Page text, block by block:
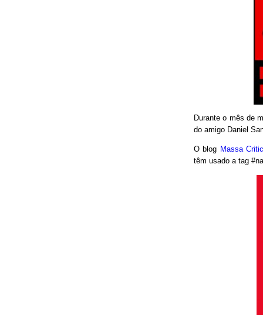
Durante o mês de
do amigo Daniel
O blog Massa
têm usado a tag